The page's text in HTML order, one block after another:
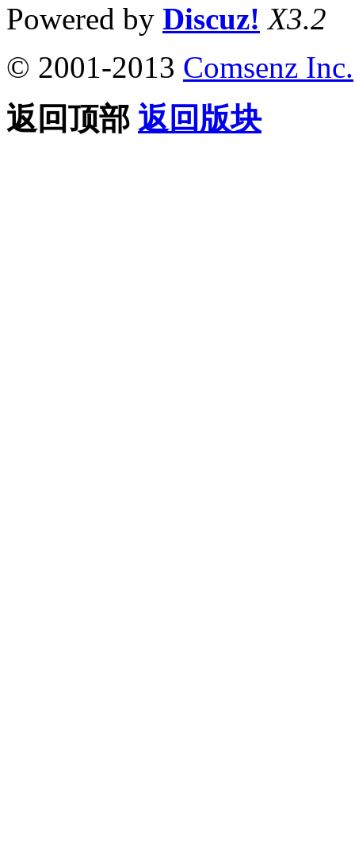
Powered by Discuz! X3.2
© 2001-2013 Comsenz Inc.
返回顶部 返回版块